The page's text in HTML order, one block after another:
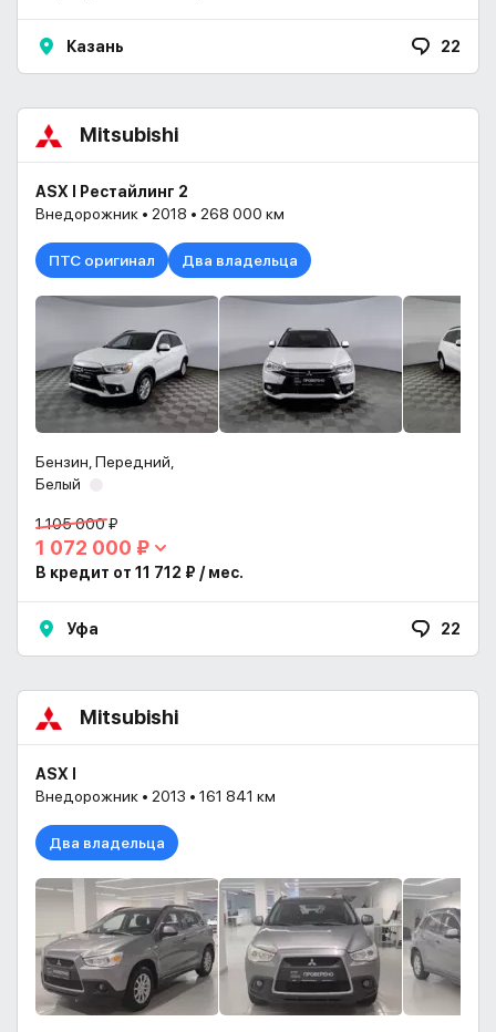
Казань 22
Mitsubishi
ASX I Рестайлинг 2
Внедорожник • 2018 • 268 000 км
ПТС оригинал Два владельца
Бензин, Передний,
Белый
1 105 000 ₽
1 072 000 ₽
В кредит от 11 712 ₽ / мес.
Уфа 22
Mitsubishi
ASX I
Внедорожник • 2013 • 161 841 км
Два владельца